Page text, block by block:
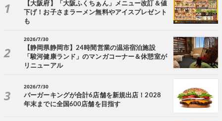
【大阪府】「大阪ふくちぁん」メニュー改訂＆値
下げ！お子さまラーメン無料やアイスプレゼント
も
2026/7/30
【静岡県静岡市】24時間営業の温浴宿泊施設
「駿河健康ランド」のマンガコーナー＆休憩室が
リニューアル
2026/7/30
バーガーキングが合計6店舗を新規出店！2028
年末までに全国600店舗を目指す